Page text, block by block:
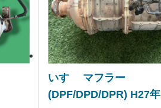
いすゞ マフラー
(DPF/DPD/DPR) H27年